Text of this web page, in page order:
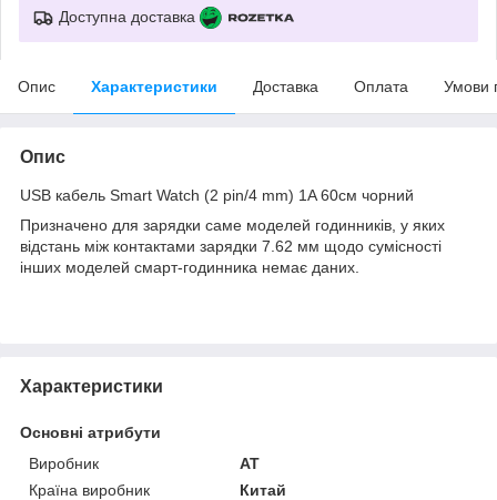
Доступна доставка
Опис Характеристики Доставка Оплата Умови
Опис
USB кабель Smart Watch (2 pin/4 mm) 1A 60см чорний
Призначено для зарядки саме моделей годинників, у яких
відстань між контактами зарядки 7.62 мм щодо сумісності
інших моделей смарт-годинника немає даних.
Характеристики
Основні атрибути
Виробник
AT
Країна виробник
Китай